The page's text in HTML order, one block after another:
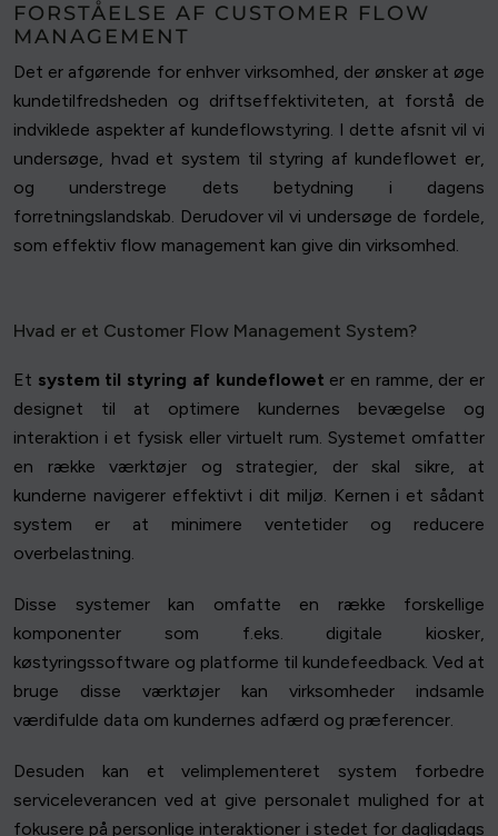
FORSTÅELSE AF CUSTOMER FLOW
MANAGEMENT
Det er afgørende for enhver virksomhed, der ønsker at øge
kundetilfredsheden og driftseffektiviteten, at forstå de
indviklede aspekter af kundeflowstyring. I dette afsnit vil vi
undersøge, hvad et system til styring af kundeflowet er,
og understrege dets betydning i dagens
forretningslandskab. Derudover vil vi undersøge de fordele,
som effektiv flow management kan give din virksomhed.
Hvad er et Customer Flow Management System?
Et system til styring af kundeflowet er en ramme, der er
designet til at optimere kundernes bevægelse og
interaktion i et fysisk eller virtuelt rum. Systemet omfatter
en række værktøjer og strategier, der skal sikre, at
kunderne navigerer effektivt i dit miljø. Kernen i et sådant
system er at minimere ventetider og reducere
overbelastning.
Disse systemer kan omfatte en række forskellige
komponenter som f.eks. digitale kiosker,
køstyringssoftware og platforme til kundefeedback. Ved at
bruge disse værktøjer kan virksomheder indsamle
værdifulde data om kundernes adfærd og præferencer.
Desuden kan et velimplementeret system forbedre
serviceleverancen ved at give personalet mulighed for at
fokusere på personlige interaktioner i stedet for dagligdags